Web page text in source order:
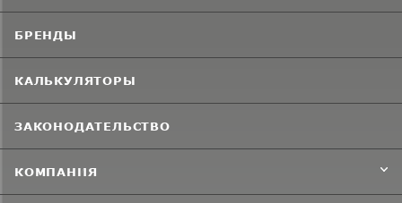
БРЕНДЫ
КАЛЬКУЛЯТОРЫ
ЗАКОНОДАТЕЛЬСТВО
КОМПАНИЯ